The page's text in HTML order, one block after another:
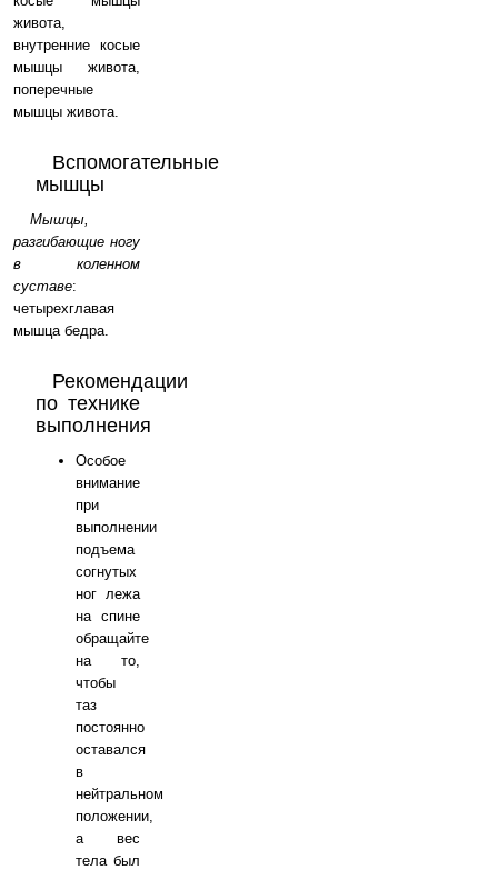
живота,
внутренние косые
мышцы живота,
поперечные
мышцы живота.
Вспомогательные
мышцы
Мышцы,
разгибающие ногу
в коленном
суставе:
четырехглавая
мышца бедра.
Рекомендации
по технике
выполнения
Особое
внимание
при
выполнении
подъема
согнутых
ног лежа
на спине
обращайте
на то,
чтобы
таз
постоянно
оставался
в
нейтральном
положении,
а вес
тела был